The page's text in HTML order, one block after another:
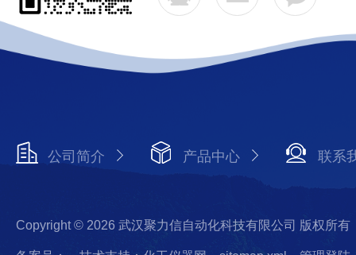
公司简介 产品中心 联系
Copyright © 2026 武汉聚力信自动化科技有限公司 版权所有